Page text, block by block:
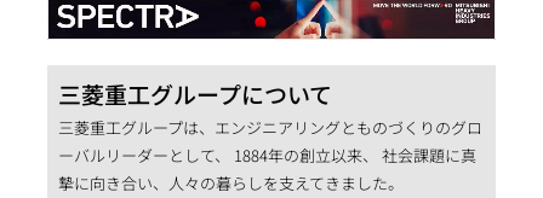
三菱重工グループについて
三菱重工グループは、エンジニアリングとものづくりのグロ
ーバルリーダーとして、 1884年の創立以来、 社会課題に真
摯に向き合い、人々の暮らしを支えてきました。